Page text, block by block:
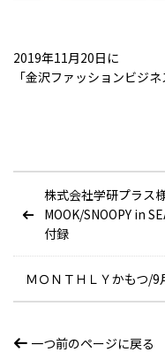
2019年11月20日に
「金沢ファッションビジ
株式会社学研プラス
MOOK/SNOOPY in
付録
ＭＯＮＴＨＬＹかもつ/9
一つ前のページに戻る